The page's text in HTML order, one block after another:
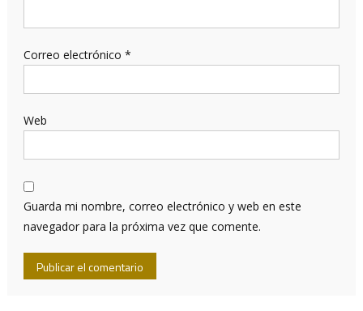
Correo electrónico *
Web
Guarda mi nombre, correo electrónico y web en este
navegador para la próxima vez que comente.